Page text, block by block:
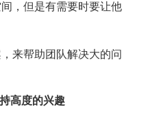
，但是有需要时要让他
来帮助团队解决大的问
高度的兴趣